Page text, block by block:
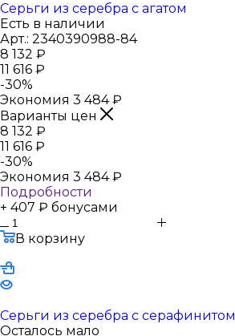
Серьги из серебра с агатом
Есть в наличии
Арт.: 2340390988-84
8 132 ₽
11 616 ₽
-30%
Экономия 3 484₽
Варианты цен
8 132 ₽
11 616 ₽
-30%
Экономия 3 484₽
Подробности
+ 407 ₽ бонусами
В корзину
Серьги из серебра с серафинитом
Осталось мало